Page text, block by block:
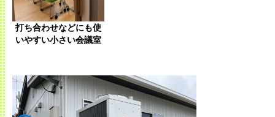
打ち合わせなどにも使
いやすい小さい会議室